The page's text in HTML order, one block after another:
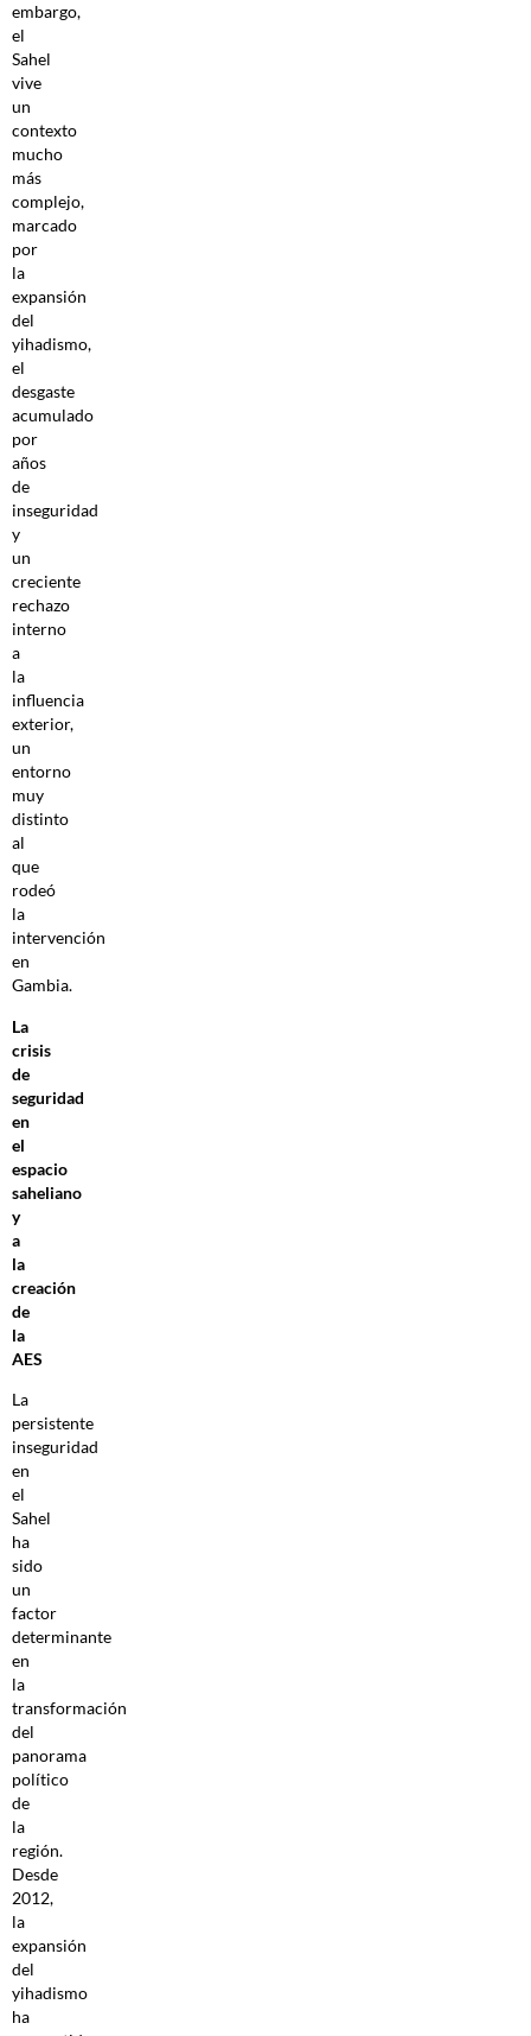
embargo,
el
Sahel
vive
un
contexto
mucho
más
complejo,
marcado
por
la
expansión
del
yihadismo,
el
desgaste
acumulado
por
años
de
inseguridad
y
un
creciente
rechazo
interno
a
la
influencia
exterior,
un
entorno
muy
distinto
al
que
rodeó
la
intervención
en
Gambia.
La
crisis
de
seguridad
en
el
espacio
saheliano
y
a
la
creación
de
la
AES
La
persistente
inseguridad
en
el
Sahel
ha
sido
un
factor
determinante
en
la
transformación
del
panorama
político
de
la
región.
Desde
2012,
la
expansión
del
yihadismo
ha